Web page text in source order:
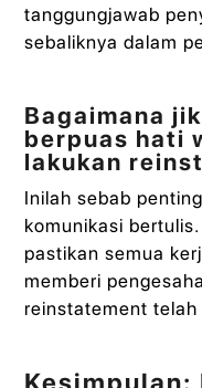
tanggungjawab
sebaliknya dalam
Bagaimana
berpuas hati
lakukan
Inilah sebab
komunikasi
pastikan semua
memberi
reinstatement telah